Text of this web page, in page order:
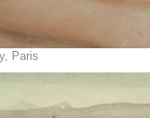
Paris